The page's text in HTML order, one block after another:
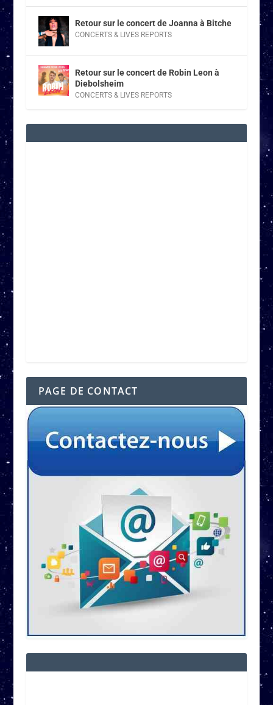
Retour sur le concert de Joanna à Bitche
CONCERTS & LIVES REPORTS
Retour sur le concert de Robin Leon à
Diebolsheim
CONCERTS & LIVES REPORTS
PAGE DE CONTACT